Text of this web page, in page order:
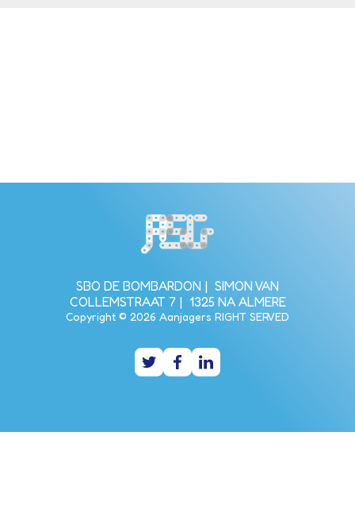
Bezoek de homepagina van de
SBO DE BOMBARDON
SIMON VAN
COLLEMSTRAAT 7
1325 NA ALMERE
Copyright © 2026 Aanjagers RIGHT SERVED